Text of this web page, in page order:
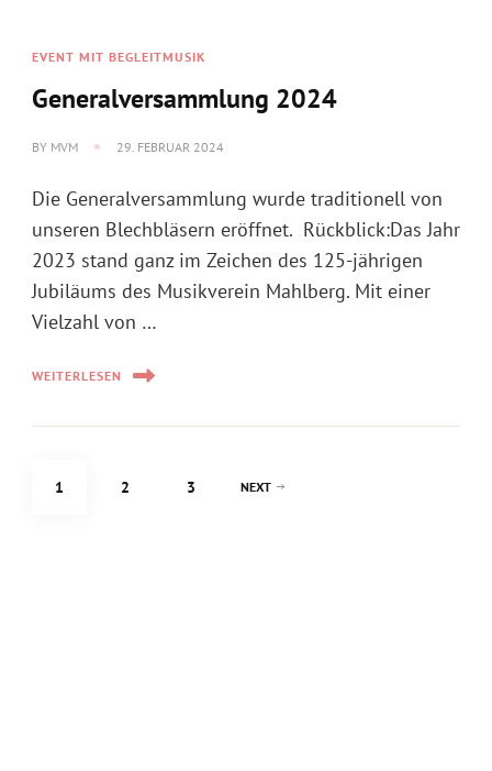
EVENT MIT BEGLEITMUSIK
Generalversammlung 2024
BY MVM 29. FEBRUAR 2024
Die Generalversammlung wurde traditionell von
unseren Blechbläsern eröffnet. Rückblick:Das Jahr
2023 stand ganz im Zeichen des 125-jährigen
Jubiläums des Musikverein Mahlberg. Mit einer
Vielzahl von …
WEITERLESEN
Seitennummerierung
PAGE
1 PAGE
2 PAGE
3 NEXT